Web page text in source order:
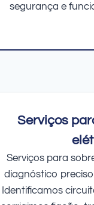
segurança e
Serviços
Serviços para
diagnóstico
Identificamos